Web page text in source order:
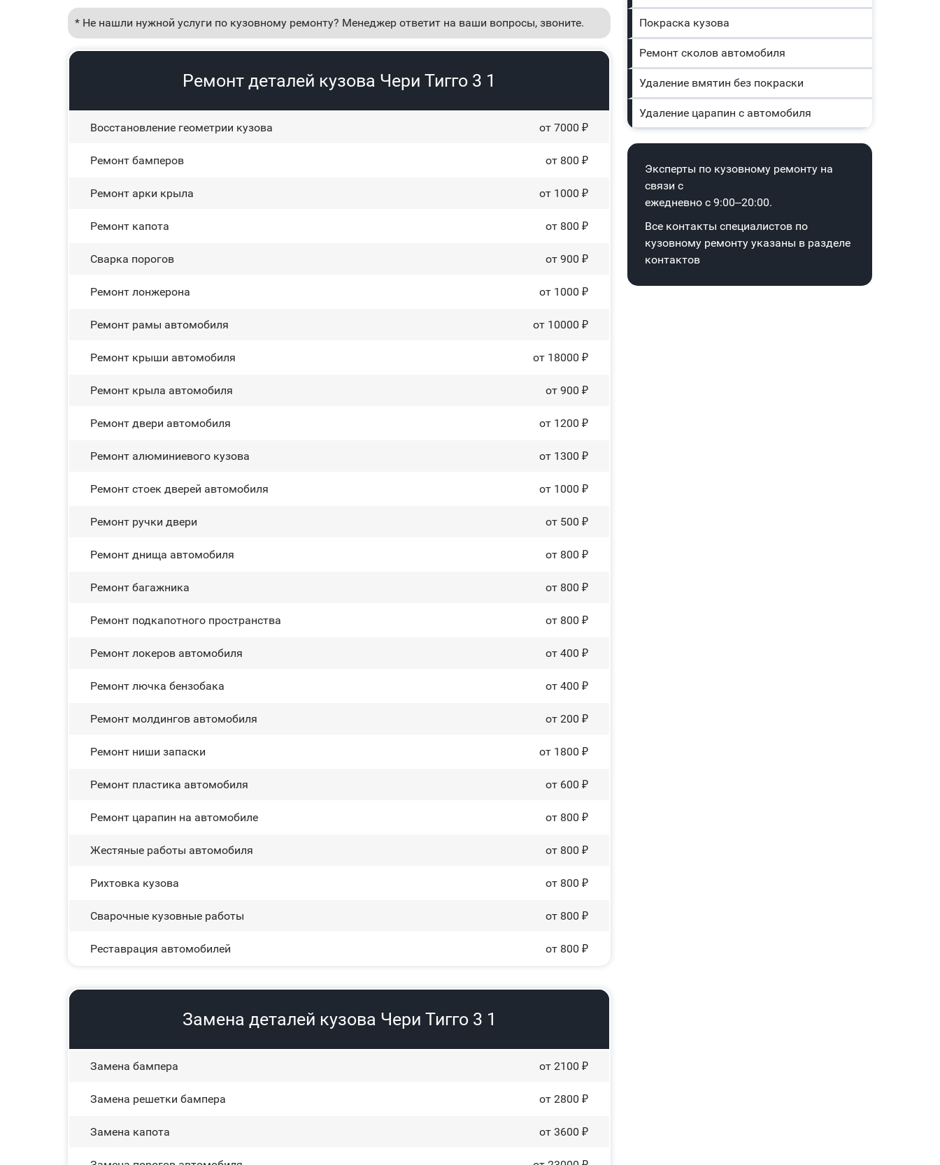
* Не нашли нужной услуги по кузовному ремонту? Менеджер ответит на ваши вопросы, звоните.
Ремонт деталей кузова Чери Тигго 3 1
Восстановление геометрии кузова от 7000 ₽
Ремонт бамперов от 800 ₽
Ремонт арки крыла от 1000 ₽
Ремонт капота от 800 ₽
Сварка порогов от 900 ₽
Ремонт лонжерона от 1000 ₽
Ремонт рамы автомобиля от 10000 ₽
Ремонт крыши автомобиля от 18000 ₽
Ремонт крыла автомобиля от 900 ₽
Ремонт двери автомобиля от 1200 ₽
Ремонт алюминиевого кузова от 1300 ₽
Ремонт стоек дверей автомобиля от 1000 ₽
Ремонт ручки двери от 500 ₽
Ремонт днища автомобиля от 800 ₽
Ремонт багажника от 800 ₽
Ремонт подкапотного пространства от 800 ₽
Ремонт лoĸepoв автомобиля от 400 ₽
Ремонт лючка бензобака от 400 ₽
Ремонт молдингов автомобиля от 200 ₽
Ремонт ниши запаски от 1800 ₽
Ремонт пластика автомобиля от 600 ₽
Ремонт царапин на автомобиле от 800 ₽
Жестяные работы автомобиля от 800 ₽
Рихтовка кузова от 800 ₽
Сварочные кузовные работы от 800 ₽
Реставрация автомобилей от 800 ₽
Замена деталей кузова Чери Тигго 3 1
Замена бампера от 2100 ₽
Замена решетки бампера от 2800 ₽
Замена капота от 3600 ₽
Покраска кузова
Ремонт сколов автомобиля
Удаление вмятин без покраски
Удаление царапин с автомобиля
Эксперты по кузовному ремонту на
связи с
ежедневно с 9:00–20:00.
Все контакты специалистов по
кузовному ремонту указаны в разделе
контактов